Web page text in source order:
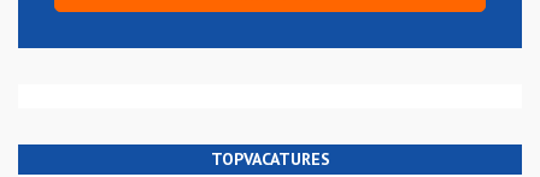
TOPVACATURES